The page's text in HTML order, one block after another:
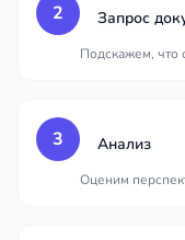
2 Запрос
Подскажем, что
3 Анализ
Оценим